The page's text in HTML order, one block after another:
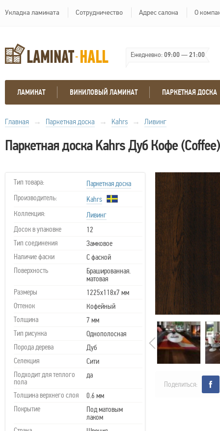
Укладка ламината Сотрудничество Адрес салона О
Ежедневно:09:00—21:00
ЛАМИНАТ ВИНИЛОВЫЙ ЛАМИНАТ ПАРКЕТНАЯ ДОСКА
Главная → Паркетная доска → Kahrs → Ливинг
Паркетная доска Kahrs Дуб Кофе (Coffee)
Тип товара:
Паркетная доска
Производитель:
Kahrs
Коллекция:
Ливинг
Досок в упаковке
12
Тип соединения
Замковое
Наличие фаски
С фаской
Поверхность
Брашированная.
матовая
Размеры
1225х118х7 мм
Оттенок
Кофейный
Толщина
7 мм
Тип рисунка
Однополосная
Порода дерева
Дуб
Селекция
Сити
Подходит для теплого
пола
да
Толщина верхнего слоя
0.6 мм
Покрытие
Под матовым
лаком
Поделиться: